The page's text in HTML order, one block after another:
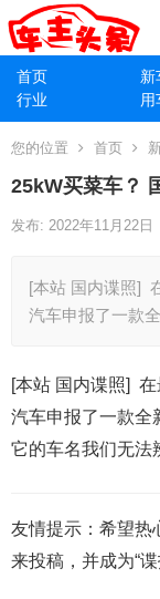
首页 新
行业
用
您的位置 首页
25kW买菜车？
发布: 2022年11月22日
[本站 国内谍照]
汽车申报了一款
[本站 国内谍照]
汽车申报了一款全
它的车名我们无法
友情提示：希望热
来投稿，并成为“谍